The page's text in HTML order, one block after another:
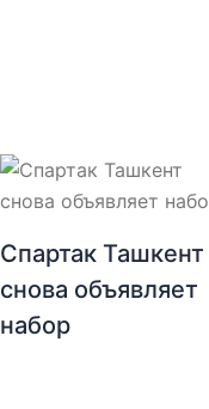
Спартак Ташкент
снова объявляет
набор